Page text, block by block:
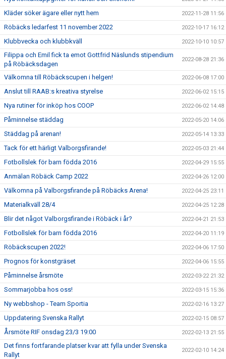
Kläder söker ägare eller nytt hem 2022-11-28 11:56
Röbäcks ledarfest 11 november 2022 2022-10-17 16:12
Klubbvecka och klubbkväll 2022-10-10 10:57
Filippa och Emil fick ta emot Gottfrid Näslunds stipendium
på Röbäcksdagen
2022-08-28 21:36
Välkomna till Röbäckscupen i helgen! 2022-06-08 17:00
Anslut till RAAB:s kreativa styrelse 2022-06-02 15:15
Nya rutiner för inköp hos COOP 2022-06-02 14:48
Påminnelse städdag 2022-05-20 14:06
Städdag på arenan! 2022-05-14 13:33
Tack för ett härligt Valborgsfirande! 2022-05-03 21:44
Fotbollslek för barn födda 2016 2022-04-29 15:55
Anmälan Röbäck Camp 2022 2022-04-26 12:00
Välkomna på Valborgsfirande på Röbäcks Arena! 2022-04-25 23:11
Materialkväll 28/4 2022-04-25 12:28
Blir det något Valborgsfirande i Röbäck i år? 2022-04-21 21:53
Fotbollslek för barn födda 2016 2022-04-20 11:19
Röbäckscupen 2022! 2022-04-06 17:50
Prognos för konstgräset 2022-04-06 15:55
Påminnelse årsmöte 2022-03-22 21:32
Sommarjobba hos oss! 2022-03-15 15:36
Ny webbshop - Team Sportia 2022-02-16 13:27
Uppdatering Svenska Rallyt 2022-02-15 08:57
Årsmöte RIF onsdag 23/3 19:00 2022-02-13 21:55
Det finns fortfarande platser kvar att fylla under Svenska
Rallyt
2022-02-10 14:24